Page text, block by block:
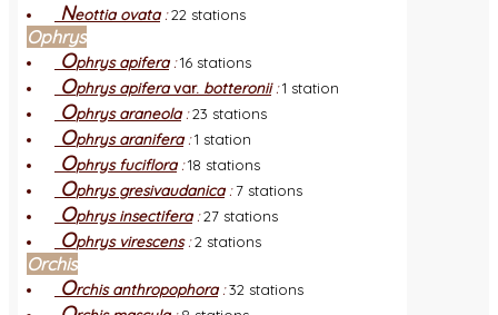
Neottia ovata:22 stations
Ophrys
Ophrys apifera:16 stations
Ophrys apiferavar. botteronii:1 station
Ophrys araneola:23 stations
Ophrys aranifera:1 station
Ophrys fuciflora:18 stations
Ophrys gresivaudanica:7 stations
Ophrys insectifera:27 stations
Ophrys virescens:2 stations
Orchis
Orchis anthropophora:32 stations